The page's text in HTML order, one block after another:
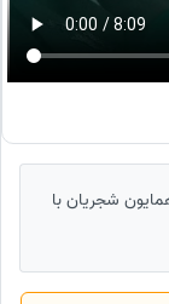
همایون شجریان با